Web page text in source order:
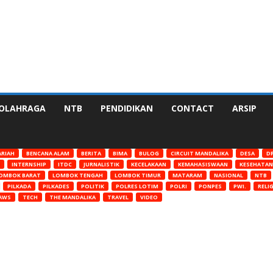
NTB PENDIDIKAN CONTACT ARSIP
BENCANA ALAM BERITA BIMA BULOG CIRCUIT MANDALIKA DESA
INTERNSHIP ITDC JURNALISTIK KECELAKAAN KEMAHASISWAAN
KESEHATAN
BARAT LOMBOK TENGAH LOMBOK TIMUR MATARAM NASIONAL
NTB
PILKADA PILKADES POLITIK POLRES LOTIM POLRI PONPES PWI.
TECH THE MANDALIKA TRAVEL VIDEO